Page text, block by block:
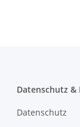
Datenschutz &
Datenschutz